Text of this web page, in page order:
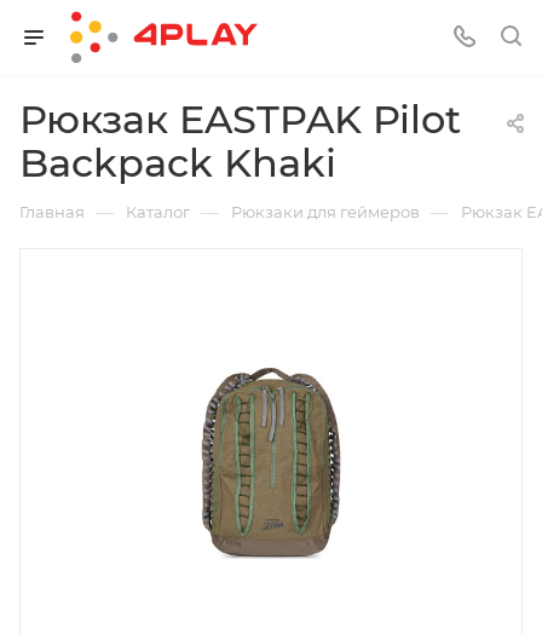
Рюкзак EASTPAK Pilot
Backpack Khaki
Главная — Каталог — Рюкзаки для геймеров — Рюкзак